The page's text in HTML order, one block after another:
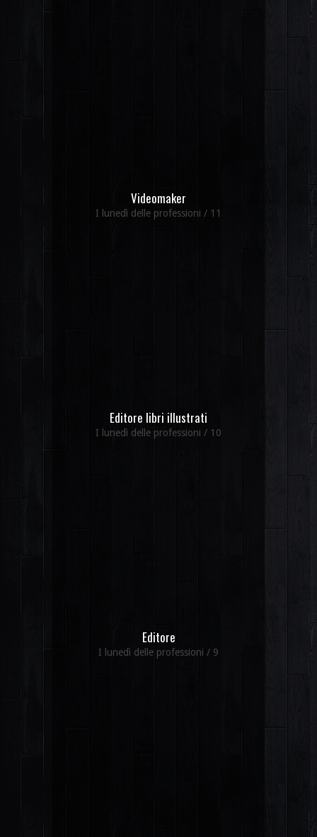
Videomaker
I lunedì delle professioni / 11
Editore libri illustrati
I lunedì delle professioni / 10
Editore
I lunedì delle professioni / 9